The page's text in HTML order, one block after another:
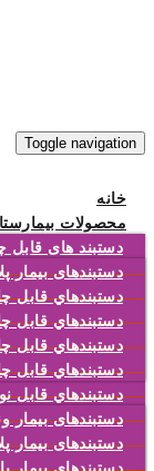
Toggle navigation
خانه
محصولات
دستبند های قابل
دستبندهای بیمار
دستبندهاي قابل
دستبندهاي قابل
دستبندهاي قابل
دستبندهاي قابل
دستبندهاي قابل
دستبندهای
دستبندهای بیمار